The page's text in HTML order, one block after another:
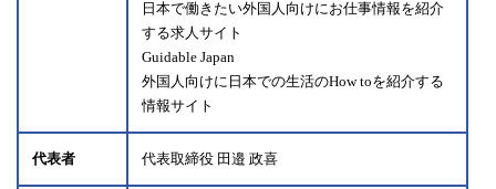
日本で働きたい外国人向けにお仕事情報を紹介
する求人サイト
Guidable Japan
外国人向けに日本での生活のHow toを紹介する
情報サイト
代表者 代表取締役 田邉 政喜